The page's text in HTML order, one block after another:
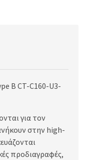
B CT-C160-U3-
για τον
στην high-
προδιαγραφές,